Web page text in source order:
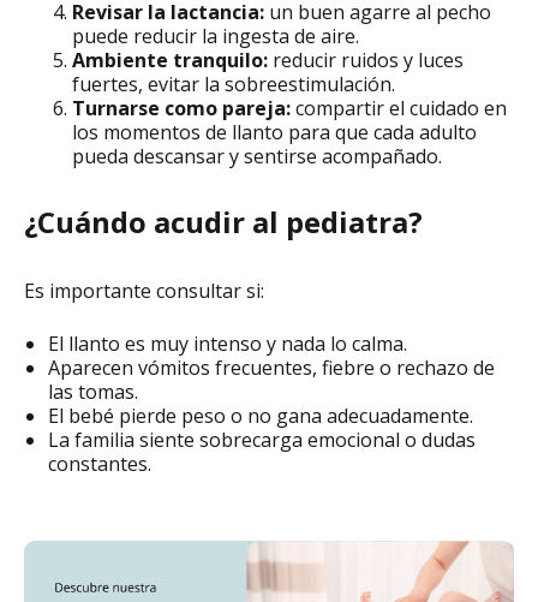
Revisar la lactancia: un buen agarre al pecho
puede reducir la ingesta de aire.
Ambiente tranquilo: reducir ruidos y luces
fuertes, evitar la sobreestimulación.
Turnarse como pareja:compartir el cuidado en
los momentos de llanto para que cada adulto
pueda descansar y sentirse acompañado.
¿Cuándo acudir al pediatra?
Es importante consultar si:
El llanto es muy intenso y nada lo calma.
Aparecen vómitos frecuentes, fiebre o rechazo de
las tomas.
El bebé pierde peso o no gana adecuadamente.
La familia siente sobrecarga emocional o dudas
constantes.